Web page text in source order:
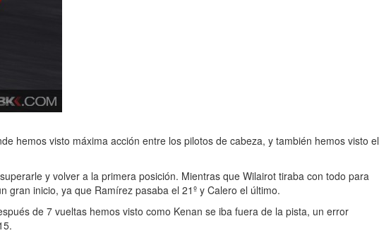
hemos visto máxima acción entre los pilotos de cabeza, y también hemos visto el
y volver a la primera posición. Mientras que Wilairot tiraba con todo para
inicio, ya que Ramírez pasaba el 21º y Calero el último.
de 7 vueltas hemos visto como Kenan se iba fuera de la pista, un error